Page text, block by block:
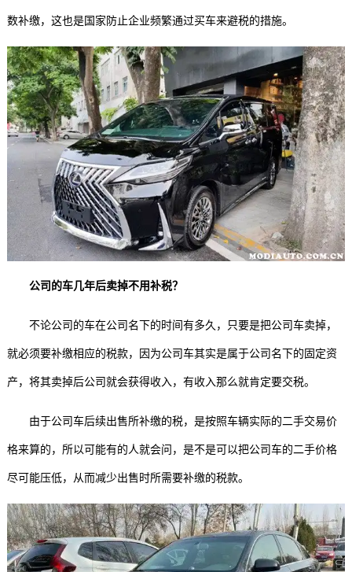
数补缴，这也是国家防止企业频繁通过买车来避税的措施。
公司的车几年后卖掉不用补税？
不论公司的车在公司名下的时间有多久，只要是把公司车卖掉，
就必须要补缴相应的税款，因为公司车其实是属于公司名下的固定资
产，将其卖掉后公司就会获得收入，有收入那么就肯定要交税。
由于公司车后续出售所补缴的税，是按照车辆实际的二手交易价
格来算的，所以可能有的人就会问，是不是可以把公司车的二手价格
尽可能压低，从而减少出售时所需要补缴的税款。